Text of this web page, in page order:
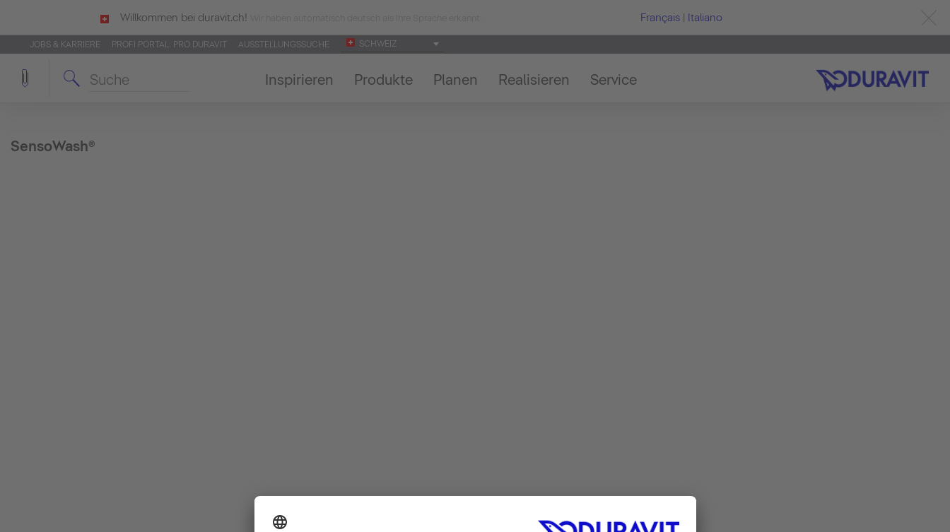
Willkommen bei duravit.ch! Français | Italiano
JOBS & KARRIERE PROFI PORTAL: PRO.DURAVIT AUSSTELLUNGSSUCHE SCHWEIZ
Inspirieren Produkte Planen Realisieren Service
SensoWash®